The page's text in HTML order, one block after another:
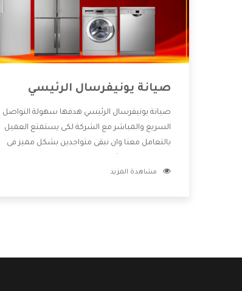
صيانة يونيفرسال الرئيسي
صيانة يونيفرسال الرئيسي هدفها سهولة التواصل
السريع والمباشر مع الشركة لكى يستمتع العميل
بالتعامل معنا وان نبقى متواجدين بشكل مميز فى
للعميل وان يستمتع بالخدمات التى تنفرد الشركة بها
مشاهدة المزيد